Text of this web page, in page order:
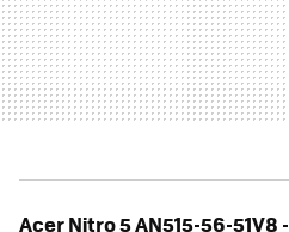
Acer Nitro 5 AN515-56-51V8 -